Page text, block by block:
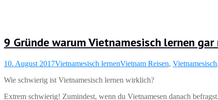
9 Gründe warum Vietnamesisch lernen
10. August 2017Vietnamesisch lernenVietnam Reisen, Vietnamesisch
Wie schwierig ist Vietnamesisch lernen wirklich?
Extrem schwierig! Zumindest, wenn du Vietnamesen danach